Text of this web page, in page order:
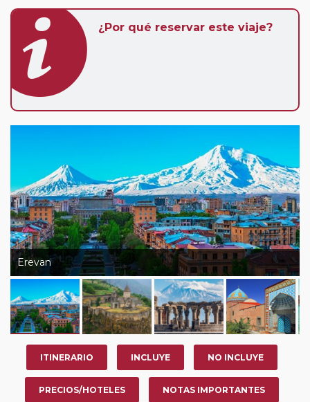
¿Por qué reservar este viaje?
Erevan
ITINERARIO INCLUYE NO INCLUYE
PRECIOS/HOTELES NOTAS IMPORTANTES